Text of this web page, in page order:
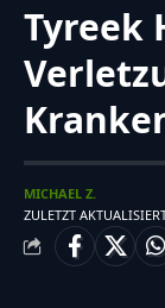
Tyreek
ZULETZT
MICHAEL Z.